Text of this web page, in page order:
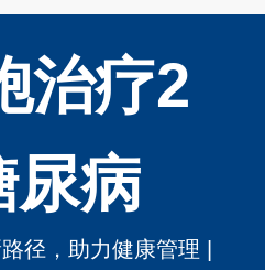
治疗2
尿病
径，助力健康管理 |